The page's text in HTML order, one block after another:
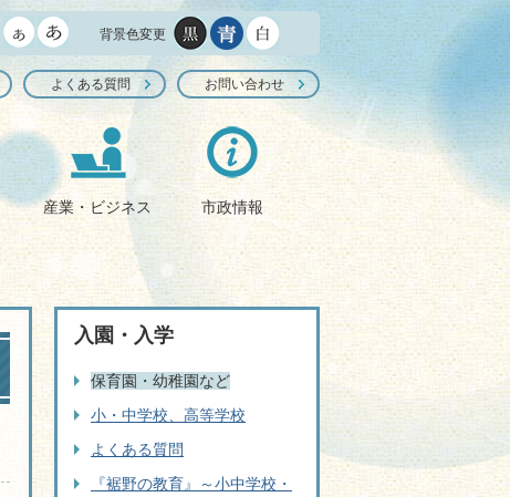
背景色変更
よくある質問 お問い合わせ
産業・ビジネス 市政情報
入園・入学
保育園・幼稚園など
小・中学校、高等学校
よくある質問
『裾野の教育』～小中学校・